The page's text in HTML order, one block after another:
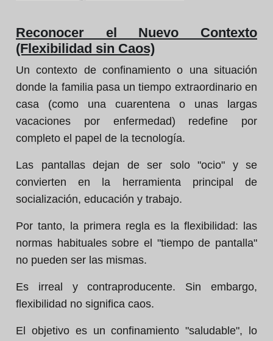
Reconocer el Nuevo Contexto
(Flexibilidad sin Caos)
Un contexto de confinamiento o una situación
donde la familia pasa un tiempo extraordinario en
casa (como una cuarentena o unas largas
vacaciones por enfermedad) redefine por
completo el papel de la tecnología.
Las pantallas dejan de ser solo "ocio" y se
convierten en la herramienta principal de
socialización, educación y trabajo.
Por tanto, la primera regla es la flexibilidad: las
normas habituales sobre el "tiempo de pantalla"
no pueden ser las mismas.
Es irreal y contraproducente. Sin embargo,
flexibilidad no significa caos.
El objetivo es un confinamiento "saludable", lo